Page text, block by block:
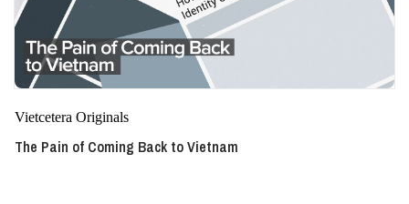
Vietcetera Originals
The Pain of Coming Back to Vietnam